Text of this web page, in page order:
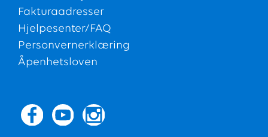
Fakturaadresser
Hjelpesenter/FAQ
Personvernerklæring
Åpenhetsloven